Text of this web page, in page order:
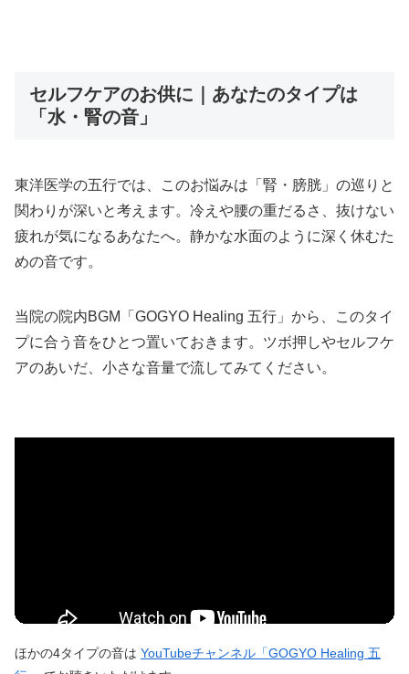
セルフケアのお供に｜あなたのタイプは
「水・腎の音」
東洋医学の五行では、このお悩みは「腎・膀胱」の巡りと
関わりが深いと考えます。冷えや腰の重だるさ、抜けない
疲れが気になるあなたへ。静かな水面のように深く休むた
めの音です。
当院の院内BGM「GOGYO Healing 五行」から、このタイ
プに合う音をひとつ置いておきます。ツボ押しやセルフケ
アのあいだ、小さな音量で流してみてください。
ほかの4タイプの音は YouTubeチャンネル「GOGYO Healing 五